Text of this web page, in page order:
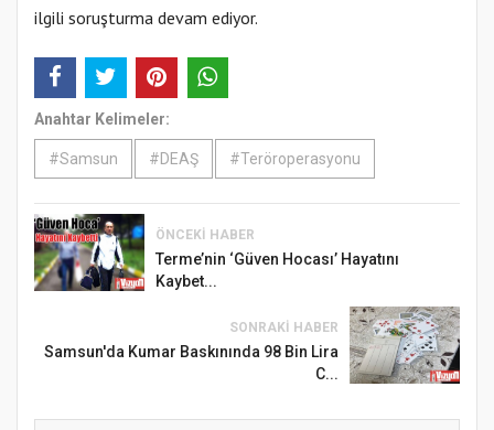
ilgili soruşturma devam ediyor.
Anahtar Kelimeler:
#Samsun #DEAŞ #Teröroperasyonu
ÖNCEKI HABER
Terme’nin ‘Güven Hocası’ Hayatını
Kaybet...
SONRAKI HABER
Samsun'da Kumar Baskınında 98 Bin Lira
C...